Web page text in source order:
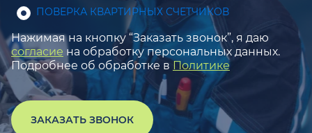
ПОВЕРКА КВАРТИРНЫХ СЧЕТЧИКОВ
Нажимая на кнопку “Заказать звонок”, я даю
согласие на обработку персональных данных.
Подробнее об обработке в Политике
ЗАКАЗАТЬ ЗВОНОК